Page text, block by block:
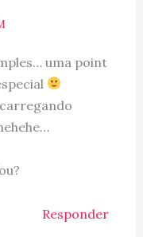
uma point
Responder